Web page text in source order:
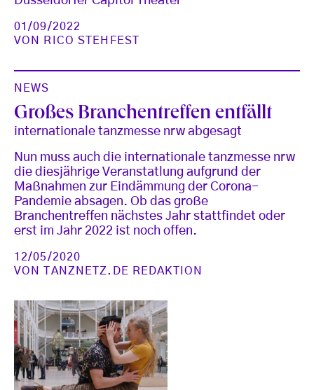
01/09/2022
VON
RICO STEHFEST
NEWS
Großes Branchentreffen entfällt
internationale tanzmesse nrw abgesagt
Nun muss auch die internationale tanzmesse nrw
die diesjährige Veranstatlung aufgrund der
Maßnahmen zur Eindämmung der Corona-
Pandemie absagen. Ob das große
Branchentreffen nächstes Jahr stattfindet oder
erst im Jahr 2022 ist noch offen.
12/05/2020
VON
TANZNETZ.DE REDAKTION